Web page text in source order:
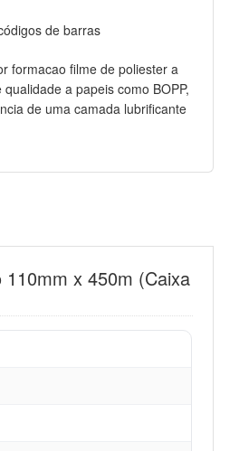
de barras
formacao filme de poliester a
a papeis como BOPP,
de uma camada lubrificante
x 450m (Caixa